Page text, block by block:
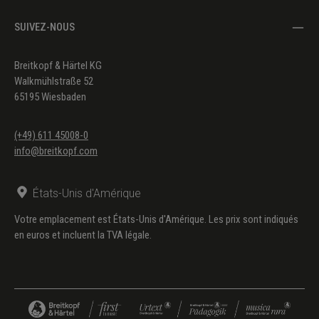
SUIVEZ-NOUS
Breitkopf & Härtel KG
Walkmühlstraße 52
65195 Wiesbaden
(+49) 611 45008-0
info@breitkopf.com
États-Unis d'Amérique
Votre emplacement est États-Unis d'Amérique. Les prix sont indiqués
en euros et incluent la TVA légale.